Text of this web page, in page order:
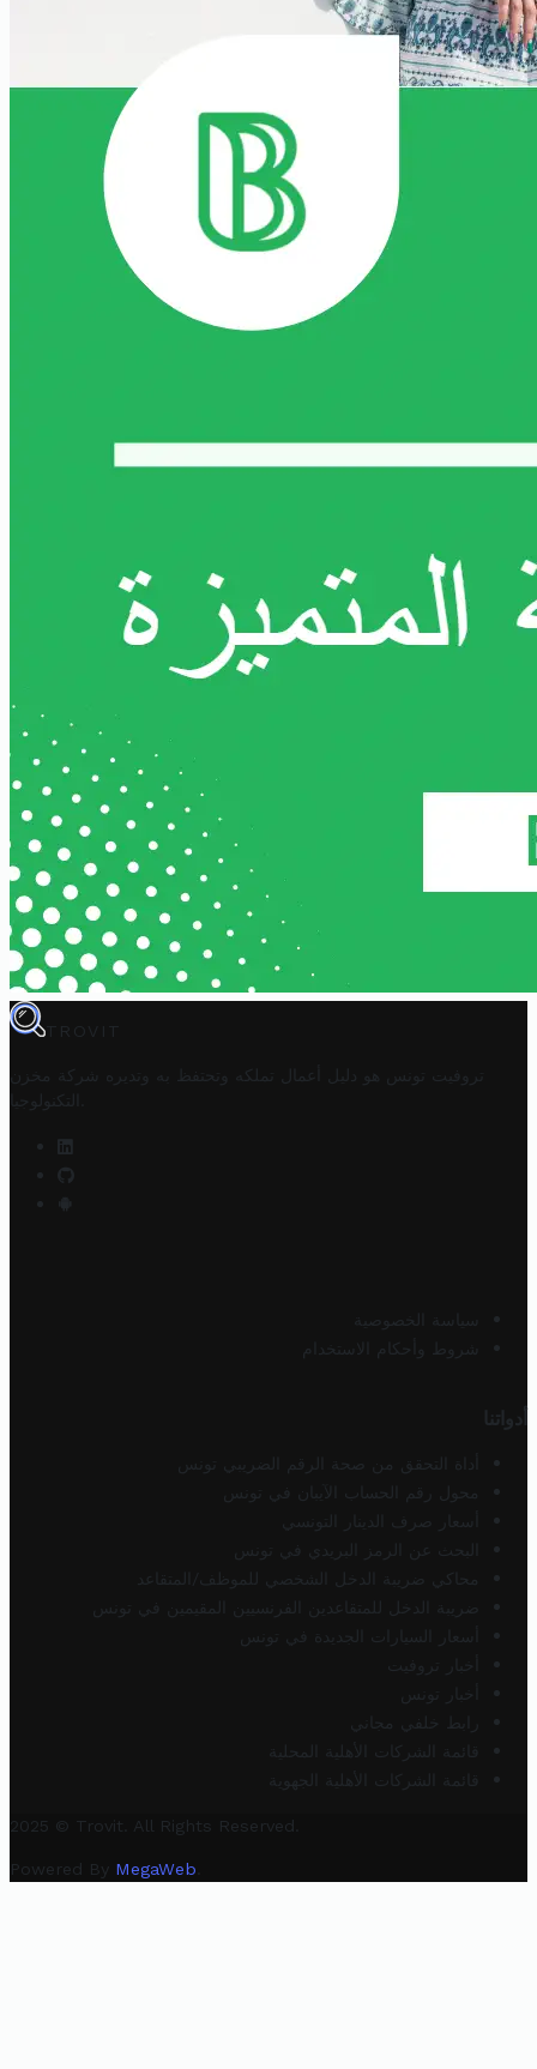
TROVIT
تروفيت تونس هو دليل أعمال تملكه وتحتفظ به وتديره
شركة مخزن
التكنولوجيا
سياسة الخصوصية
شروط وأحكام الاستخدام
أدواتنا
أداة التحقق من صحة الرقم الضريبي تونس
محول رقم الحساب الآيبان في تونس
أسعار صرف الدينار التونسي
البحث عن الرمز البريدي في تونس
محاكي ضريبة الدخل الشخصي للموظف/المتقاعد
ضريبة الدخل للمتقاعدين الفرنسيين المقيمين في تونس
أسعار السيارات الجديدة في تونس
أخبار تروفيت
أخبار تونس
رابط خلفي مجاني
قائمة الشركات الأهلية المحلية
قائمة الشركات الأهلية الجهوية
2025 © Trovit. All Rights Reserved.
Powered By MegaWeb